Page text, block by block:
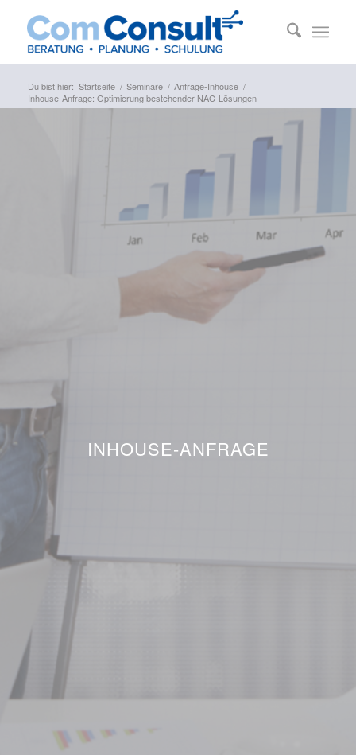
Du bist hier: Startseite / Seminare / Anfrage-Inhouse /
Inhouse-Anfrage: Optimierung bestehender NAC-Lösungen
INHOUSE-ANFRAGE